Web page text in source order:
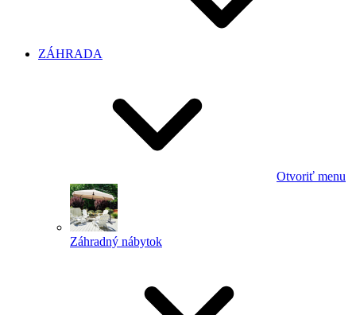
ZÁHRADA
Otvoriť menu
Záhradný nábytok